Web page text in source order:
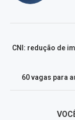
CNI: redução de
60 vagas para